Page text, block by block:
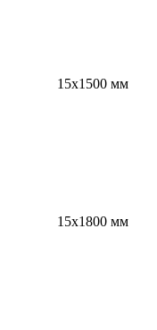
15х1500 мм
15х1800 мм